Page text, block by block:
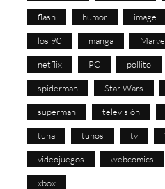
flash humor image
los 90 manga
netflix PC pollito
spiderman Star Wars
superman televisión
tuna tunos tv
videojuegos webcomics
xbox